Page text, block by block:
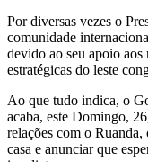
Por diversas vezes o
comunidade
devido ao seu apoio aos
estratégicas do leste
Ao que tudo indica, o
acaba, este Domingo,
relações com o Ruanda,
casa e anunciar que